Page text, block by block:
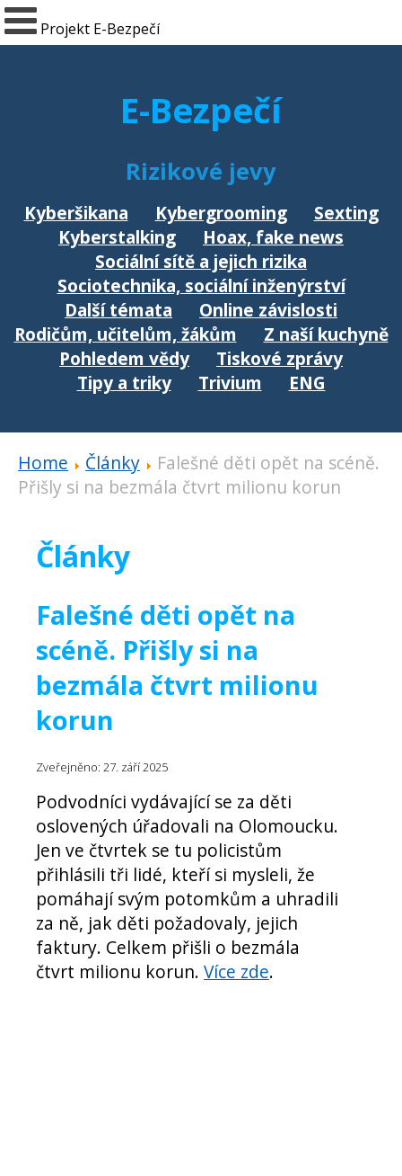
Projekt E-Bezpečí
E-Bezpečí
Rizikové jevy
Kyberšikana Kybergrooming
Sexting
Kyberstalking
Hoax, fake news
Sociální sítě a jejich rizika
Sociotechnika, sociální inženýrství
Další témata
Online závislosti
Rodičům, učitelům, žákům
Z naší kuchyně
Pohledem vědy
Tiskové zprávy
Tipy a triky
Trivium ENG
Home Články
Falešné děti opět na scéně.
Přišly si na bezmála čtvrt milionu korun
Články
Falešné děti opět na
scéně. Přišly si na
bezmála čtvrt milionu
korun
Zveřejněno: 27. září 2025
Podvodníci vydávající se za děti
oslovených úřadovali na Olomoucku.
Jen ve čtvrtek se tu policistům
přihlásili tři lidé, kteří si mysleli, že
pomáhají svým potomkům a uhradili
za ně, jak děti požadovaly, jejich
faktury. Celkem přišli o bezmála
čtvrt milionu korun. Více zde.